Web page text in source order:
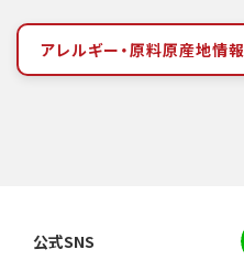
アレルギー・原料原産地情報
公式SNS